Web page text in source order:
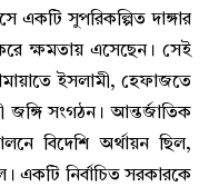
একটি সুপরিকল্পিত দাঙ্গার
ক্ষমতায় এসেছেন। সেই
ইসলামী, হেফাজতে
সংগঠন। আন্তর্জাতিক
বিদেশি অর্থায়ন ছিল,
একটি নির্বাচিত সরকারকে